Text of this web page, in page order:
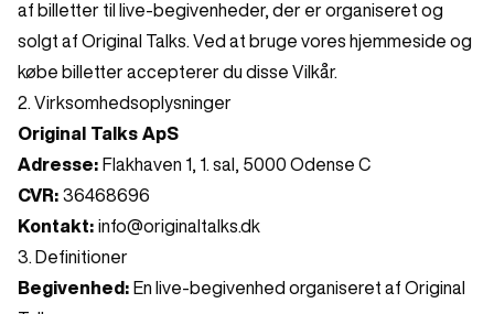
af billetter til live-begivenheder, der er organiseret og
solgt af Original Talks. Ved at bruge vores hjemmeside og
købe billetter accepterer du disse Vilkår.
2. Virksomhedsoplysninger
Original Talks ApS
Adresse: Flakhaven 1, 1. sal, 5000 Odense C
CVR: 36468696
Kontakt: info@originaltalks.dk
3. Definitioner
Begivenhed: En live-begivenhed organiseret af Original